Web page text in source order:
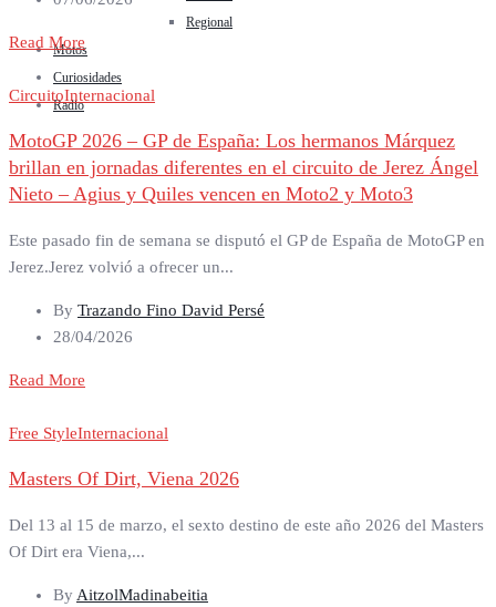
Regional
Motos
Curiosidades
Radio
Read More
CircuitoInternacional
MotoGP 2026 – GP de España: Los hermanos Márquez
brillan en jornadas diferentes en el circuito de Jerez Ángel
Nieto – Agius y Quiles vencen en Moto2 y Moto3
Este pasado fin de semana se disputó el GP de España de MotoGP en
Jerez.Jerez volvió a ofrecer un...
By Trazando Fino David Persé
28/04/2026
Read More
Free StyleInternacional
Masters Of Dirt, Viena 2026
Del 13 al 15 de marzo, el sexto destino de este año 2026 del Masters
Of Dirt era Viena,...
By AitzolMadinabeitia